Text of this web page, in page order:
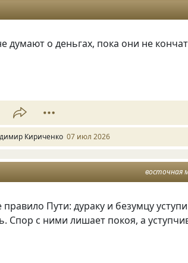
думают о деньгах, пока они не
Кириченко 07 июл 2026
восточная
Пути: дураку и безумцу уступи
Спор с ними лишает покоя, а